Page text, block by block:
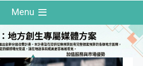
Menu